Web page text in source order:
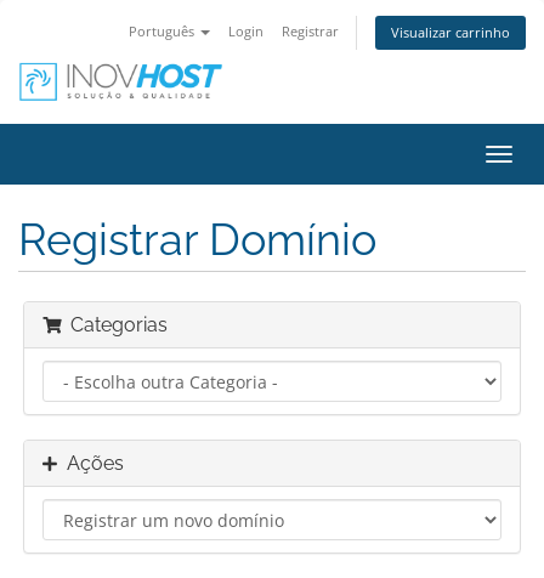
Português Login Registrar Visualizar carrinho
Registrar Domínio
Categorias
Ações